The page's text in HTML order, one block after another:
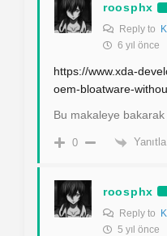
roosphx
Reply to
6 yıl önce
https://www.xda-
oem-bloatware-
Bu makaleye bakarak
0 Yanıtla
roosphx
Reply to
5 yıl önce